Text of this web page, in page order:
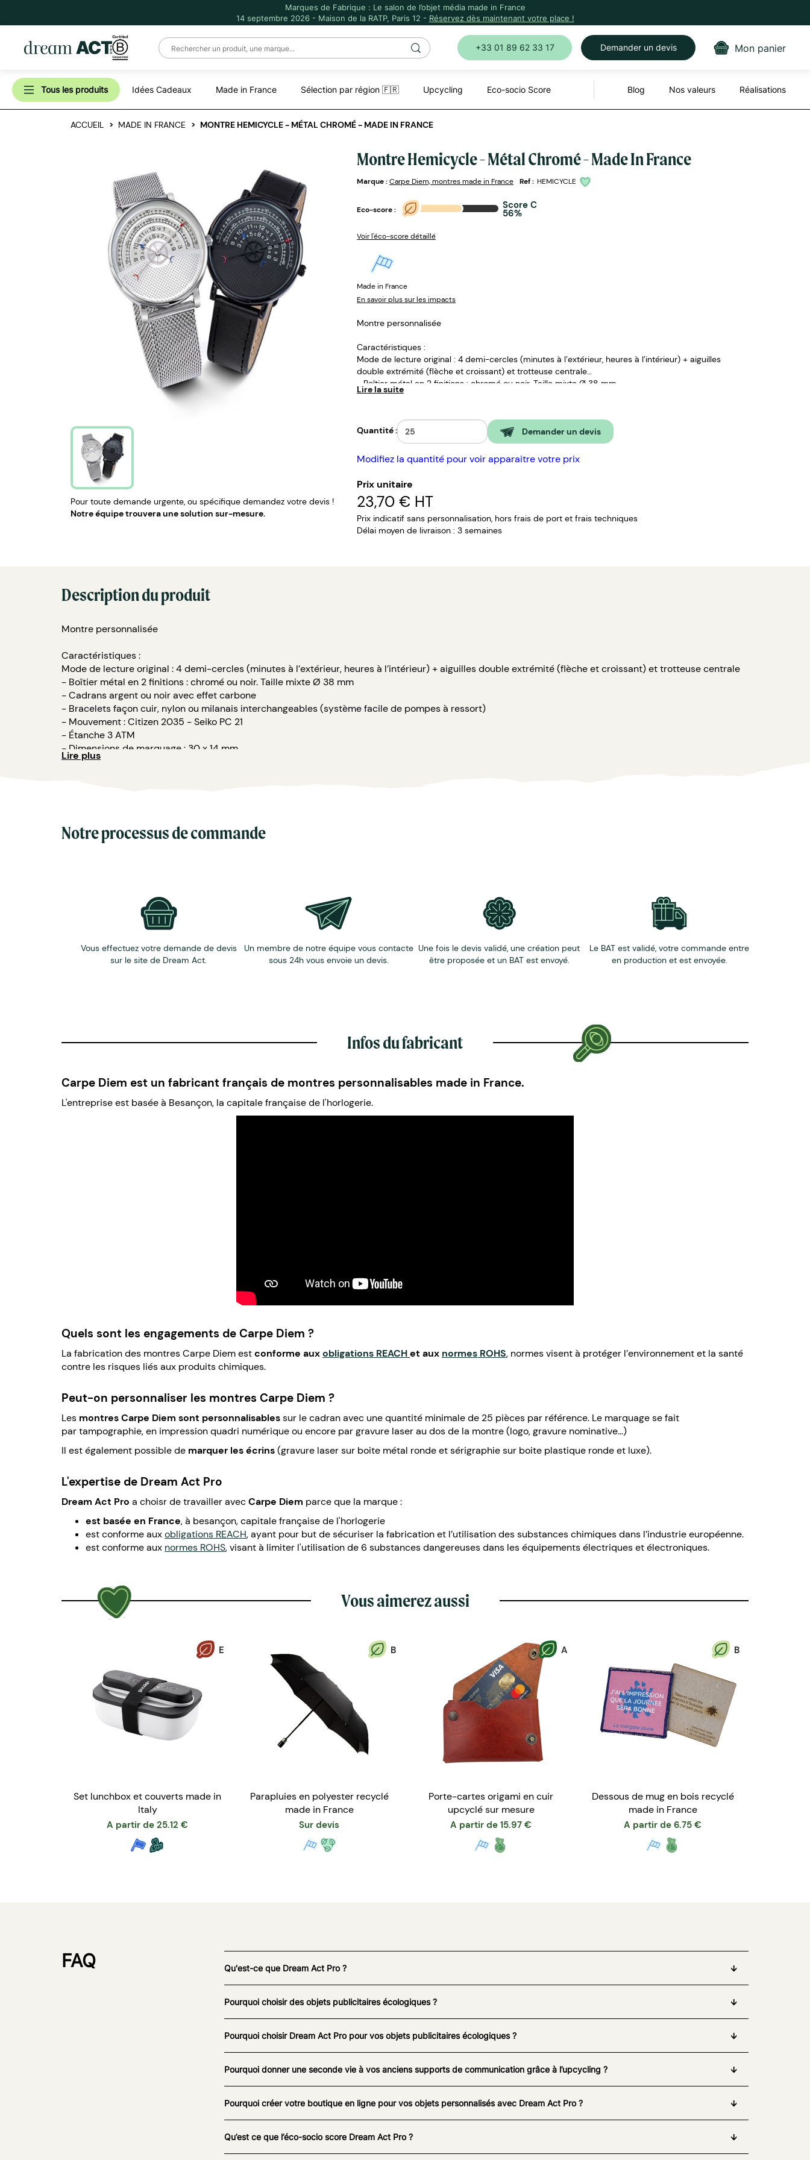
Marques de Fabrique : Le salon de l’objet média made in France
14 septembre 2026 - Maison de la RATP, Paris 12 - Réservez dès maintenant votre place !
+33 01 89 62 33 17 Demander un devis Mon panier
Tous les produits Idées Cadeaux Made in France Sélection par région 🇫🇷 Upcycling Eco-socio Score Blog Nos valeurs Réalisations
ACCUEIL MADE IN FRANCE MONTRE HEMICYCLE - MÉTAL CHROMÉ - MADE IN FRANCE
Pour toute demande urgente, ou spécifique demandez votre devis !
Notre équipe trouvera une solution sur-mesure.
Montre Hemicycle - Métal Chromé - Made In France
Marque :Carpe Diem, montres made in France Ref : HEMICYCLE
Eco-score : Score C
56%
Voir l'éco-score détaillé
Made in France
En savoir plus sur les impacts
Montre personnalisée
Caractéristiques :
Mode de lecture original : 4 demi-cercles (minutes à l’extérieur, heures à l’intérieur) + aiguilles
double extrémité (flèche et croissant) et trotteuse centrale
- Boîtier métal en 2 finitions : chromé ou noir. Taille mixte Ø 38 mm
- Cadrans argent ou noir avec effet carbone
- Mouvement : Citizen 2035 - Seiko PC 21
- Étanche 3 ATM
- Dimensions de marquage : 30 x 14 mm
- Écrin luxe spécifique
Option second bracelet
Lire la suite
Quantité : Demander un devis
Modifiez la quantité pour voir apparaitre votre prix
Prix unitaire
23,70 € HT
Prix indicatif sans personnalisation, hors frais de port et frais techniques
Délai moyen de livraison : 3 semaines
Description du produit
Montre personnalisée
Caractéristiques :
Mode de lecture original : 4 demi-cercles (minutes à l’extérieur, heures à l’intérieur) + aiguilles double extrémité (flèche et croissant) et trotteuse centrale
- Boîtier métal en 2 finitions : chromé ou noir. Taille mixte Ø 38 mm
- Cadrans argent ou noir avec effet carbone
- Bracelets façon cuir, nylon ou milanais interchangeables (système facile de pompes à ressort)
- Mouvement : Citizen 2035 - Seiko PC 21
- Étanche 3 ATM
- Dimensions de marquage : 30 x 14 mm
- Écrin luxe spécifique
Lire plus
Notre processus de commande
Vous effectuez votre demande de devis
sur le site de Dream Act.
Un membre de notre équipe vous contacte
sous 24h vous envoie un devis.
Une fois le devis validé, une création peut
être proposée et un BAT est envoyé.
Le BAT est validé, votre commande entre
en production et est envoyée.
Infos du fabricant
Carpe Diem est un fabricant français de montres personnalisables made in France.
L'entreprise est basée à Besançon, la capitale française de l'horlogerie.
Quels sont les engagements de Carpe Diem ?
La fabrication des montres Carpe Diem estconforme auxobligations REACHet aux normes ROHS, normes visent à protéger l’environnement et la santé
contre les risques liés aux produits chimiques.
Peut-on personnaliser les montres Carpe Diem ?
Les montres Carpe Diem sont personnalisablessur le cadran avec une quantité minimale de 25 pièces par référence. Le marquage se fait
par tampographie, en impression quadri numérique ou encore par gravure laser au dos de la montre (logo, gravure nominative…)
Il est également possible de marquer les écrins(gravure laser sur boite métal ronde et sérigraphie sur boite plastique ronde et luxe).
L'expertise de Dream Act Pro
Dream Act Pro a choisr de travailler avecCarpe Diem parce que la marque :
est basée en France, à besançon, capitale française de l'horlogerie
est conforme auxobligations REACH, ayant pour but de sécuriser la fabrication et l’utilisation des substances chimiques dans l’industrie européenne.
est conforme aux normes ROHS, visant à limiter l'utilisation de 6 substances dangereuses dans les équipements électriques et électroniques.
Vous aimerez aussi
E
Set lunchbox et couverts made in
Italy
A partir de 25.12 €
B
Parapluies en polyester recyclé
made in France
Sur devis
A
Porte-cartes origami en cuir
upcyclé sur mesure
A partir de 15.97 €
B
Dessous de mug en bois recyclé
made in France
A partir de 6.75 €
FAQ Qu'est-ce que Dream Act Pro ?
Pourquoi choisir des objets publicitaires écologiques ?
Pourquoi choisir Dream Act Pro pour vos objets publicitaires écologiques ?
Pourquoi donner une seconde vie à vos anciens supports de communication grâce à l’upcycling ?
Pourquoi créer votre boutique en ligne pour vos objets personnalisés avec Dream Act Pro ?
Qu’est ce que l’éco-socio score Dream Act Pro ?